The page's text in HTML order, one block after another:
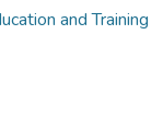
and Training